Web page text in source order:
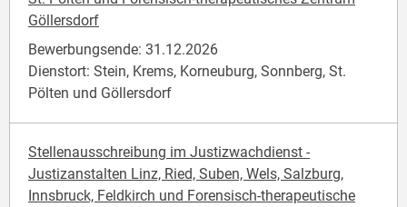
Göllersdorf
Bewerbungsende: 31.12.2026
Dienstort: Stein, Krems, Korneuburg, Sonnberg, St.
Pölten und Göllersdorf
Stellenausschreibung im Justizwachdienst -
Justizanstalten Linz, Ried, Suben, Wels, Salzburg,
Innsbruck, Feldkirch und Forensisch-therapeutische